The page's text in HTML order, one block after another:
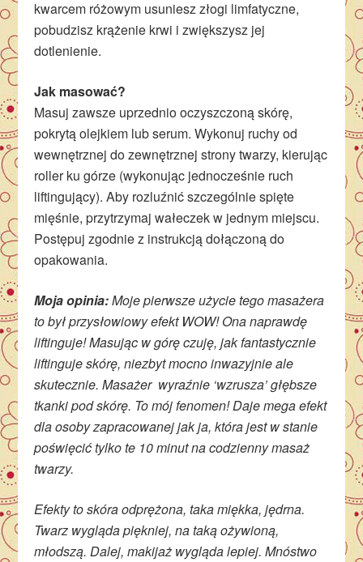
kwarcem różowym usuniesz złogi limfatyczne,
pobudzisz krążenie krwi i zwiększysz jej
dotlenienie.
Jak masować?
Masuj zawsze uprzednio oczyszczoną skórę,
pokrytą olejkiem lub serum. Wykonuj ruchy od
wewnętrznej do zewnętrznej strony twarzy, kierując
roller ku górze (wykonując jednocześnie ruch
liftingujący). Aby rozluźnić szczególnie spięte
mięśnie, przytrzymaj wałeczek w jednym miejscu.
Postępuj zgodnie z instrukcją dołączoną do
opakowania.
Moja opinia:Moje pierwsze użycie tego masażera
to był przysłowiowy efekt WOW! Ona naprawdę
liftinguje! Masując w górę czuję, jak fantastycznie
liftinguje skórę, niezbyt mocno inwazyjnie ale
skutecznie. Masażer wyraźnie ‘wzrusza’ głębsze
tkanki pod skórę. To mój fenomen! Daje mega efekt
dla osoby zapracowanej jak ja, która jest w stanie
poświęcić tylko te 10 minut na codzienny masaż
twarzy.
Efekty to skóra odprężona, taka miękka, jędrna.
Twarz wygląda piękniej, na taką ożywioną,
młodszą. Dalej, makijaż wygląda lepiej. Mnóstwo